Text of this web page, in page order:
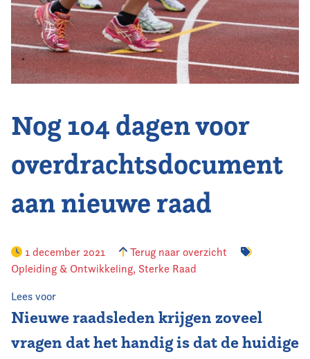
Nieuws
Opleiding
Kennis & Informatie
Vereniging
Nog 104 dagen voor
overdrachtsdocument
aan nieuwe raad
1 december 2021
Terug naar overzicht
Opleiding & Ontwikkeling, Sterke Raad
Lees voor
Nieuwe raadsleden krijgen zoveel
vragen dat het handig is dat de huidige